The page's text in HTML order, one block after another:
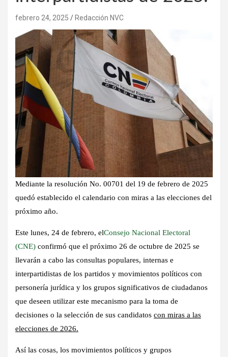
febrero 24, 2025 Redacción NVC
Mediante la resolución No. 00701 del 19 de febrero de 2025
quedó establecido el calendario con miras a las elecciones del
próximo año.
Este lunes, 24 de febrero, elConsejo Nacional Electoral
(CNE) confirmó que el próximo 26 de octubre de 2025 se
llevarán a cabo las consultas populares, internas e
interpartidistas de los partidos y movimientos políticos con
personería jurídica y los grupos significativos de ciudadanos
que deseen utilizar este mecanismo para la toma de
decisiones o la selección de sus candidatos con miras a las
elecciones de 2026.
Así las cosas, los movimientos políticos y grupos